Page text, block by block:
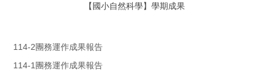
【國小自然科學】學期成果
114-2團務運作成果報告
114-1團務運作成果報告